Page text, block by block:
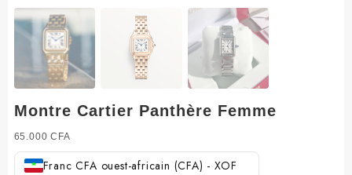
Montre Cartier Panthère Femme
65.000CFA
Franc CFA ouest-africain (CFA) - XOF